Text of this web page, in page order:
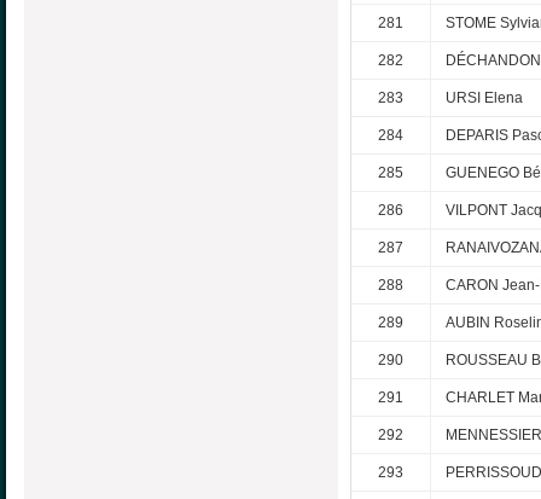
281 STOME
282
283 URSI Elena
284 DEPARIS
285 GUENEGO
286 VILPONT
287
288 CARON
289 AUBIN
290 ROUSSEAU
291 CHARLET
292
293